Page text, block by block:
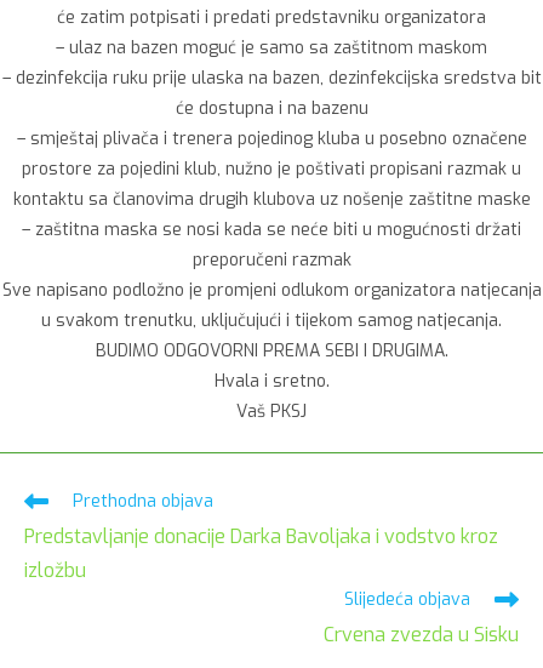
će zatim potpisati i predati predstavniku organizatora
– ulaz na bazen moguć je samo sa zaštitnom maskom
– dezinfekcija ruku prije ulaska na bazen, dezinfekcijska sredstva bit
će dostupna i na bazenu
– smještaj plivača i trenera pojedinog kluba u posebno označene
prostore za pojedini klub, nužno je poštivati propisani razmak u
kontaktu sa članovima drugih klubova uz nošenje zaštitne maske
– zaštitna maska se nosi kada se neće biti u mogućnosti držati
preporučeni razmak
Sve napisano podložno je promjeni odlukom organizatora natjecanja
u svakom trenutku, uključujući i tijekom samog natjecanja.
BUDIMO ODGOVORNI PREMA SEBI I DRUGIMA.
Hvala i sretno.
Vaš PKSJ
Pročitaj
članaka
Prethodna objava
Predstavljanje donacije Darka Bavoljaka i vodstvo kroz
izložbu
Slijedeća objava
Crvena zvezda u Sisku